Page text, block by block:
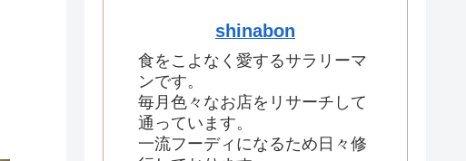
shinabon
食をこよなく愛するサラリーマ
ンです。
毎月色々なお店をリサーチして
通っています。
一流フーディになるため日々修